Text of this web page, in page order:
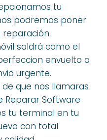
tu
podremos poner
saldrá como el
envuelto a
urgente.
de que nos llamaras
Reparar Software
tu terminal en tu
con total